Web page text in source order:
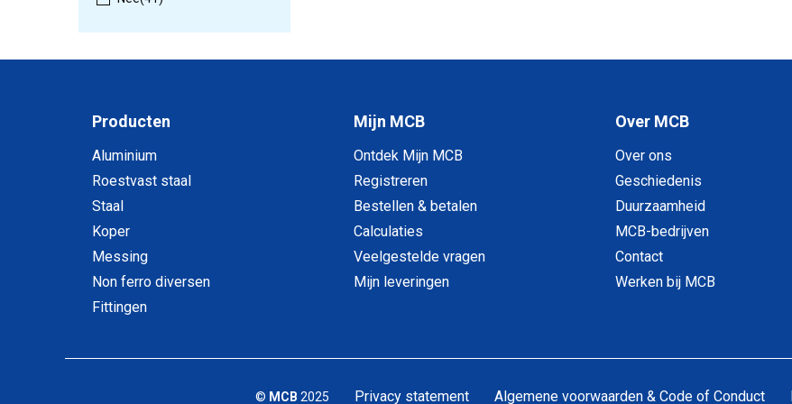
Producten
Aluminium
Roestvast staal
Staal
Koper
Messing
Non ferro diversen
Fittingen
Mijn MCB
Ontdek Mijn MCB
Registreren
Bestellen & betalen
Calculaties
Veelgestelde vragen
Mijn leveringen
Over MCB
Over ons
Geschiedenis
Duurzaamheid
MCB-bedrijven
Contact
Werken bij MCB
© MCB 2025 Privacy statement Algemene voorwaarden & Code of Conduct